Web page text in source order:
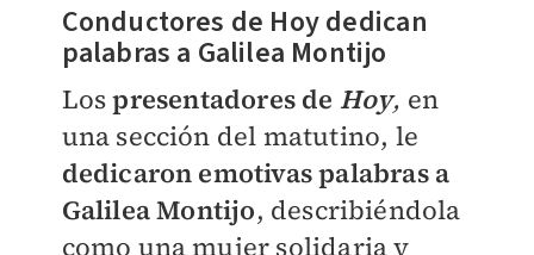
Conductores de Hoy dedican
palabras a Galilea Montijo
Lospresentadores de Hoy, en
una sección del matutino, le
dedicaron emotivas palabras a
Galilea Montijo, describiéndola
como una mujer solidaria y